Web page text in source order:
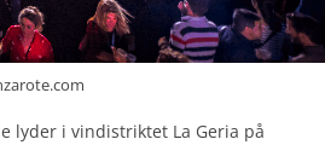
lyder i vindistriktet La Geria på